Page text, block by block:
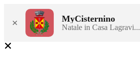
× MyCisternino
Natale in Casa Lagravi...